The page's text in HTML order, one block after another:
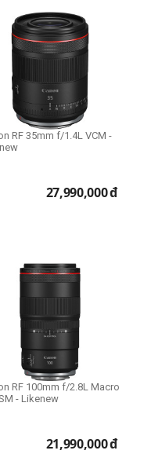
RF 35mm f/1.4L VCM -
27,990,000đ
RF 100mm f/2.8L Macro
- Likenew
21,990,000đ